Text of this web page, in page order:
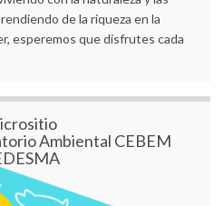
de la riqueza en la
esperemos que disfrutes cada
Ambiental CEBEM